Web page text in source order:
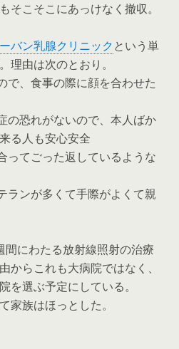
そこそこにあっけなく撤収。
バン乳腺クリニックという単
理由は次のとおり。
で、食事の際に顔を合わせた
の恐れがないので、本人ばか
る人も安心安全
ってごった返しているような
ランが多くて手際がよくて親
間にわたる放射線照射の治療
からこれも大病院ではなく、
を選ぶ予定にしている。
家族はほっとした。